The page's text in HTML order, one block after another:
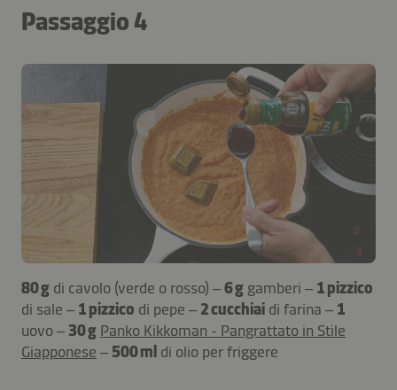
Passaggio 4
80 g di cavolo (verde o rosso) –6 g gamberi – 1 pizzico
di sale – 1 pizzico di pepe – 2 cucchiai di farina – 1
uovo – 30 g Panko Kikkoman - Pangrattato in Stile
Giapponese – 500 ml di olio per friggere